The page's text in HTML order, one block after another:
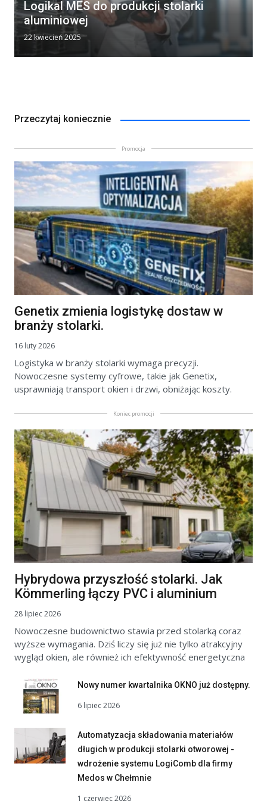
Logikal MES do produkcji stolarki
aluminiowej
22 kwiecień 2025
Przeczytaj koniecznie
Promocja
Genetix zmienia logistykę dostaw w
branży stolarki.
16 luty 2026
Logistyka w branży stolarki wymaga precyzji.
Nowoczesne systemy cyfrowe, takie jak Genetix,
usprawniają transport okien i drzwi, obniżając koszty.
Koniec promocji
Hybrydowa przyszłość stolarki. Jak
Kömmerling łączy PVC i aluminium
28 lipiec 2026
Nowoczesne budownictwo stawia przed stolarką coraz
wyższe wymagania. Dziś liczy się już nie tylko atrakcyjny
wygląd okien, ale również ich efektywność energetyczna
Nowy numer kwartalnika OKNO już dostępny.
6 lipiec 2026
Automatyzacja składowania materiałów
długich w produkcji stolarki otworowej -
wdrożenie systemu LogiComb dla firmy
Medos w Chełmnie
1 czerwiec 2026